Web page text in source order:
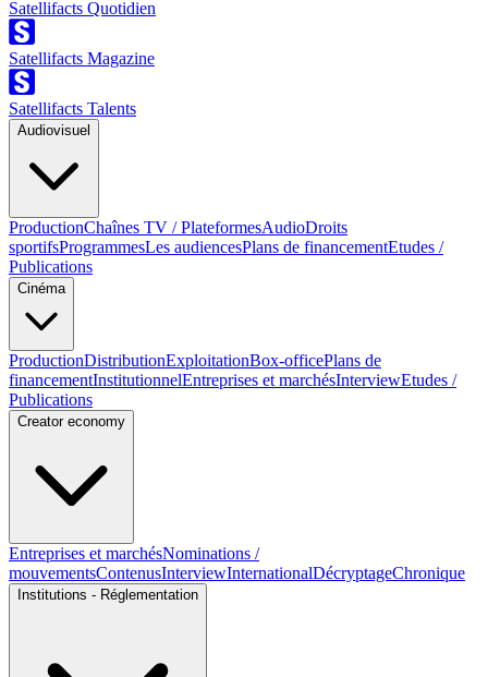
Satellifacts Quotidien
Satellifacts Magazine
Satellifacts Talents
Audiovisuel
ProductionChaînes TV / PlateformesAudioDroits
sportifsProgrammesLes audiencesPlans de financementEtudes /
Publications
Cinéma
ProductionDistributionExploitationBox-officePlans de
financementInstitutionnelEntreprises et marchésInterviewEtudes /
Publications
Creator economy
Entreprises et marchésNominations /
mouvementsContenusInterviewInternationalDécryptageChronique
Institutions - Réglementation